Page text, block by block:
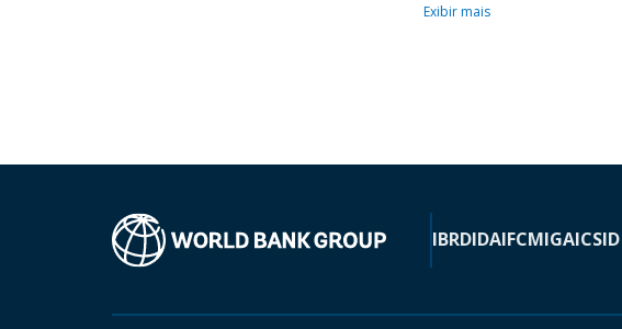
Exibir mais
IBRDIDAIFCMIGAICSID